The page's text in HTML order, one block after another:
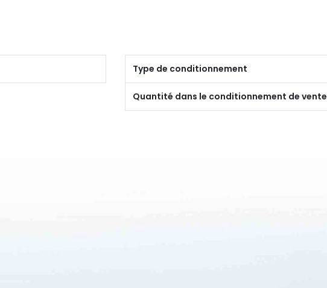
Type de conditionnement
Quantité dans le conditionnement de vente